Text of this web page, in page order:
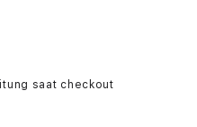
saat checkout